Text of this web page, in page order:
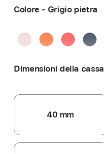
Colore - Grigio pietra
Rosa
Mandarino
Rosa
Blu
Dimensioni della cassa
40 mm